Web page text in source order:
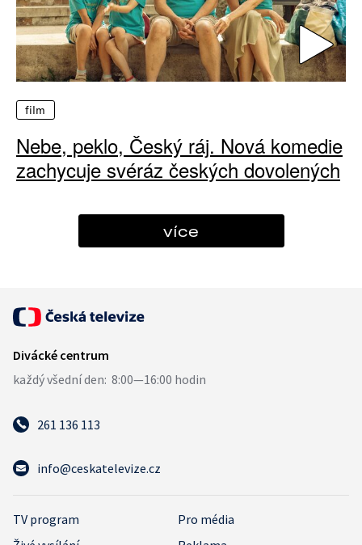
film
Nebe, peklo, Český ráj. Nová komedie
zachycuje svéráz českých dovolených
více
261 136 113
info@ceskatelevize.cz
TV program
Pro média